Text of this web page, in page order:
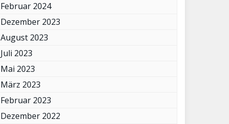
Februar 2024
Dezember 2023
August 2023
Juli 2023
Mai 2023
März 2023
Februar 2023
Dezember 2022